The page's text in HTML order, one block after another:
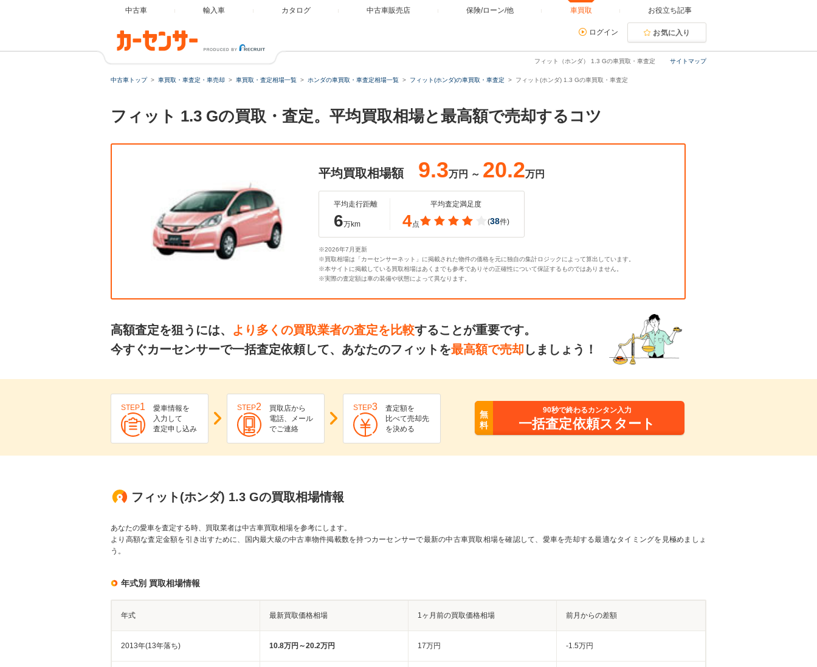
中古車 輸入車 カタログ 中古車販売店 保険/ローン/他 車買取 お役立ち記事
ログイン お気に入り
サイトマップ
フィット（ホンダ） 1.3 Gの車買取・車査定
中古車トップ 車買取・車査定・車売却 車買取・査定相場一覧 ホンダの車買取・車査定相場一覧 フィット(ホンダ)の車買取・車査定 フィット(ホンダ) 1.3 Gの車買取・車査定
フィット 1.3 Gの買取・査定。平均買取相場と最高額で売却するコツ
平均買取相場額 9.3万円 ～ 20.2万円
平均走行距離
6万km
平均査定満足度
4点 (38件)
※2026年7月更新
※買取相場は「カーセンサーネット」に掲載された物件の価格を元に独自の集計ロジックによって算出しています。
※本サイトに掲載している買取相場はあくまでも参考でありその正確性について保証するものではありません。
※実際の査定額は車の装備や状態によって異なります。
高額査定を狙うには、 より多くの買取業者の査定を比較することが重要です。
今すぐカーセンサーで一括査定依頼して、あなたのフィットを最高額で売却 しましょう！
STEP1
愛車情報を
入力して
査定申し込み
STEP2
買取店から
電話、メール
でご連絡
STEP3
査定額を
比べて売却先
を決める
無
料
90秒で終わるカンタン入力
一括査定依頼スタート
フィット(ホンダ) 1.3 Gの買取相場情報
あなたの愛車を査定する時、買取業者は中古車買取相場を参考にします。
より高額な査定金額を引き出すために、国内最大級の中古車物件掲載数を持つカーセンサーで最新の中古車買取相場を確認して、愛車を売却する最適なタイミングを見極めましょ
う。
年式別 買取相場情報
年式 最新買取価格相場 1ヶ月前の買取価格相場 前月からの差額
2013年(13年落ち) 10.8万円～20.2万円 17万円 -1.5万円